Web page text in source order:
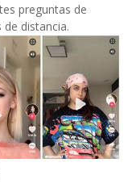
preguntas de
distancia.